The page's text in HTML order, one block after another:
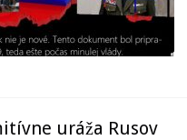
uráža Rusov